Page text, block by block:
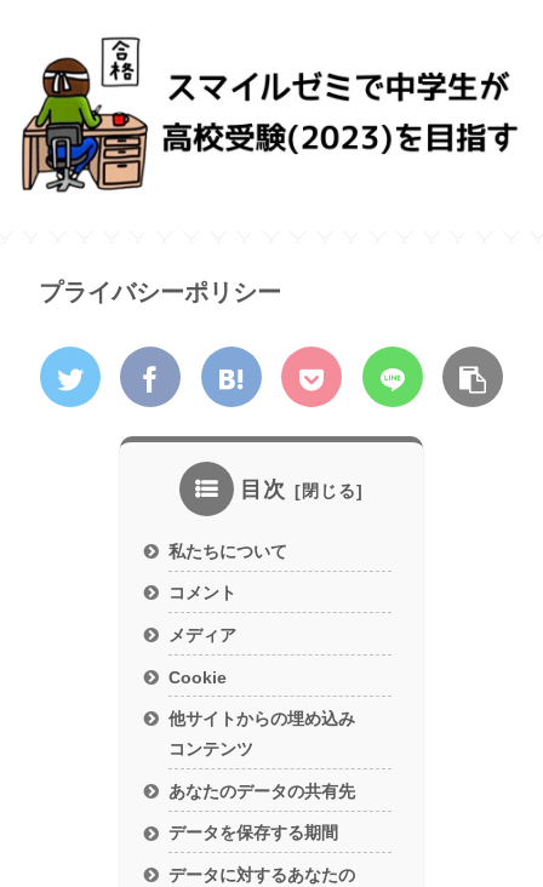
プライバシーポリシー
目次
私たちについて
コメント
メディア
Cookie
他サイトからの埋め込み
コンテンツ
あなたのデータの共有先
データを保存する期間
データに対するあなたの